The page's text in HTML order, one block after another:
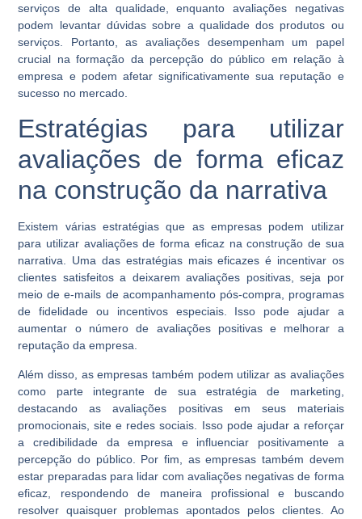
serviços de alta qualidade, enquanto avaliações negativas
podem levantar dúvidas sobre a qualidade dos produtos ou
serviços. Portanto, as avaliações desempenham um papel
crucial na formação da percepção do público em relação à
empresa e podem afetar significativamente sua reputação e
sucesso no mercado.
Estratégias para utilizar
avaliações de forma eficaz
na construção da narrativa
Existem várias estratégias que as empresas podem utilizar
para utilizar avaliações de forma eficaz na construção de sua
narrativa. Uma das estratégias mais eficazes é incentivar os
clientes satisfeitos a deixarem avaliações positivas, seja por
meio de e-mails de acompanhamento pós-compra, programas
de fidelidade ou incentivos especiais. Isso pode ajudar a
aumentar o número de avaliações positivas e melhorar a
reputação da empresa.
Além disso, as empresas também podem utilizar as avaliações
como parte integrante de sua estratégia de marketing,
destacando as avaliações positivas em seus materiais
promocionais, site e redes sociais. Isso pode ajudar a reforçar
a credibilidade da empresa e influenciar positivamente a
percepção do público. Por fim, as empresas também devem
estar preparadas para lidar com avaliações negativas de forma
eficaz, respondendo de maneira profissional e buscando
resolver quaisquer problemas apontados pelos clientes. Ao